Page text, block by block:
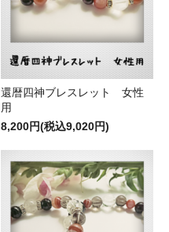
還暦四神ブレスレット 女性
用
8,200円(税込9,020円)